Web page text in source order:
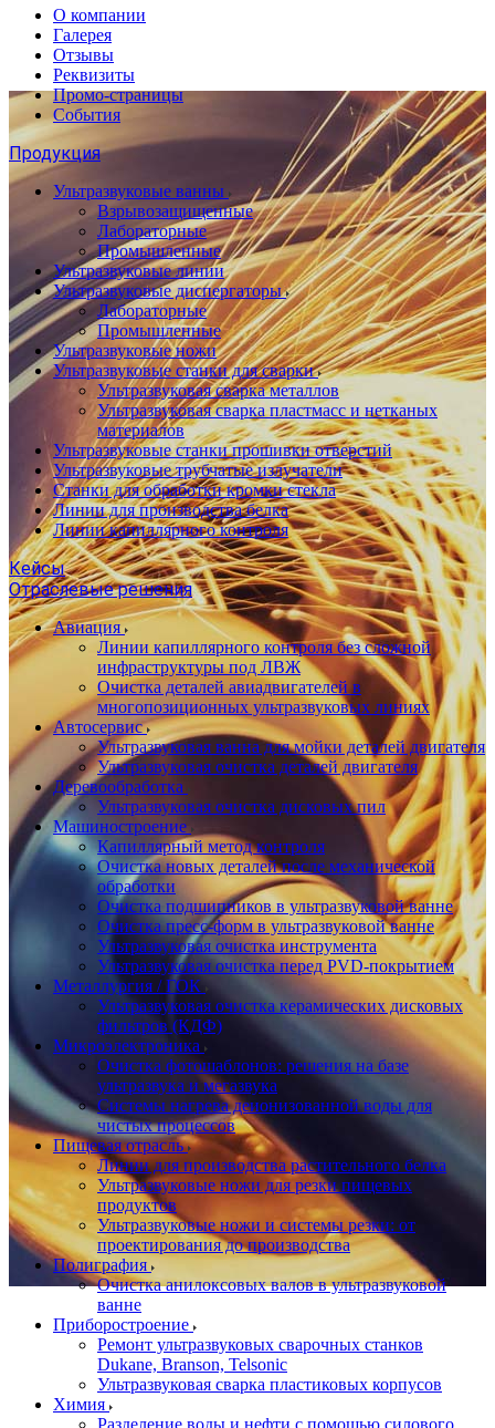
О компании
Галерея
Отзывы
Реквизиты
Промо-страницы
События
Продукция
Ультразвуковые ванны
Взрывозащищенные
Лабораторные
Промышленные
Ультразвуковые линии
Ультразвуковые диспергаторы
Лабораторные
Промышленные
Ультразвуковые ножи
Ультразвуковые станки для сварки
Ультразвуковая сварка металлов
Ультразвуковая сварка пластмасс и нетканых
материалов
Ультразвуковые станки прошивки отверстий
Ультразвуковые трубчатые излучатели
Станки для обработки кромки стекла
Линии для производства белка
Линии капиллярного контроля
Кейсы
Отраслевые решения
Авиация
Линии капиллярного контроля без сложной
инфраструктуры под ЛВЖ
Очистка деталей авиадвигателей в
многопозиционных ультразвуковых линиях
Автосервис
Ультразвуковая ванна для мойки деталей двигателя
Ультразвуковая очистка деталей двигателя
Деревообработка
Ультразвуковая очистка дисковых пил
Машиностроение
Капиллярный метод контроля
Очистка новых деталей после механической
обработки
Очистка подшипников в ультразвуковой ванне
Очистка пресс-форм в ультразвуковой ванне
Ультразвуковая очистка инструмента
Ультразвуковая очистка перед PVD-покрытием
Металлургия / ГОК
Ультразвуковая очистка керамических дисковых
фильтров (КДФ)
Микроэлектроника
Очистка фотошаблонов: решения на базе
ультразвука и мегазвука
Системы нагрева деионизованной воды для
чистых процессов
Пищевая отрасль
Линии для производства растительного белка
Ультразвуковые ножи для резки пищевых
продуктов
Ультразвуковые ножи и системы резки: от
проектирования до производства
Полиграфия
Очистка анилоксовых валов в ультразвуковой
ванне
Приборостроение
Ремонт ультразвуковых сварочных станков
Dukane, Branson, Telsonic
Ультразвуковая сварка пластиковых корпусов
Химия
Разделение воды и нефти с помощью силового